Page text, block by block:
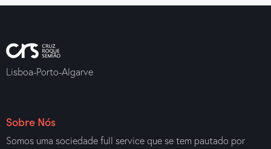
Lisboa-Porto-Algarve
Sobre Nós
Somos uma sociedade full service que se tem pautado por